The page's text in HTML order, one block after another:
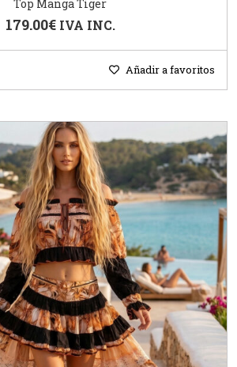
Top Manga Tiger
179.00€ IVA INC.
Añadir a favoritos